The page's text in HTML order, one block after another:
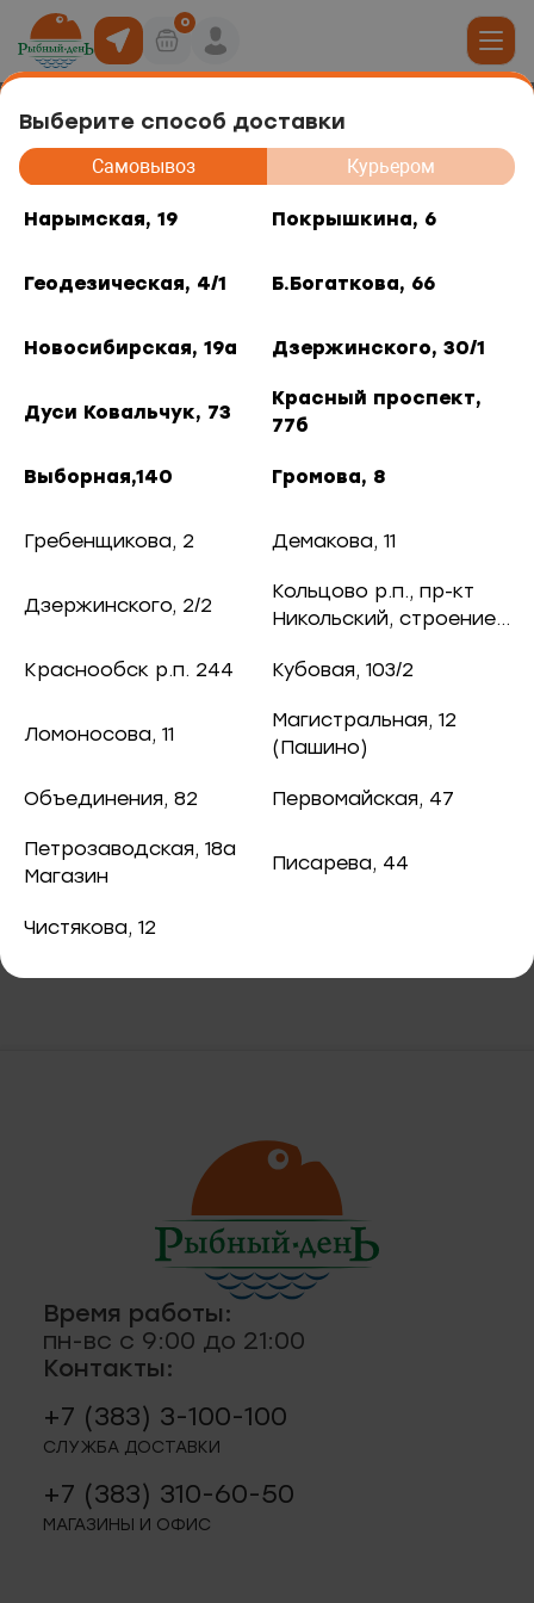
Выберите способ доставки
Самовывоз Курьером
Нарымская, 19 Покрышкина, 6
Геодезическая, 4/1 Б.Богаткова, 66
Новосибирская, 19а Дзержинского, 30/1
Дуси Ковальчук, 73
Красный проспект,
77б
Выборная,140 Громова, 8
Гребенщикова, 2 Демакова, 11
Дзержинского, 2/2
Кольцово р.п., пр-кт
Никольский, строение
Краснообск р.п. 244
Кубовая, 103/2
Ломоносова, 11
Магистральная, 12
(Пашино)
Объединения, 82 Первомайская, 47
Петрозаводская, 18а
Магазин
Писарева, 44
Чистякова, 12
0
роллов
рыба
и снеки
рыба
риеты
приправы
и отделы
6
4/1
73
77б
2
12 (Пашино)
244
Сельдь филе слабосоленое
"Мексика" 200г
В корзину
Сельдь филе слабосоленое "Мексика"
200г
Время работы:
пн-вс с 9:00 до 21:00
Контакты:
+7 (383) 3-100-100
СЛУЖБА ДОСТАВКИ
+7 (383) 310-60-50
МАГАЗИНЫ И ОФИС